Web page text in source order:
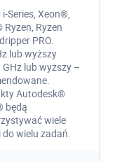
filmów
na
Nagrania
materiał
Series, Xeon®,
Ryzen, Ryzen
PRO.
lub wyższy
GHz lub wyższy –
Autodesk®
będą
wiele
do wielu zadań.